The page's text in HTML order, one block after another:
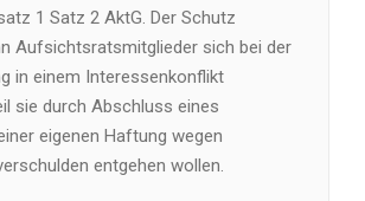
1 Satz 2 AktG. Der Schutz
Aufsichtsratsmitglieder sich bei der
in einem Interessenkonflikt
sie durch Abschluss eines
eigenen Haftung wegen
entgehen wollen.